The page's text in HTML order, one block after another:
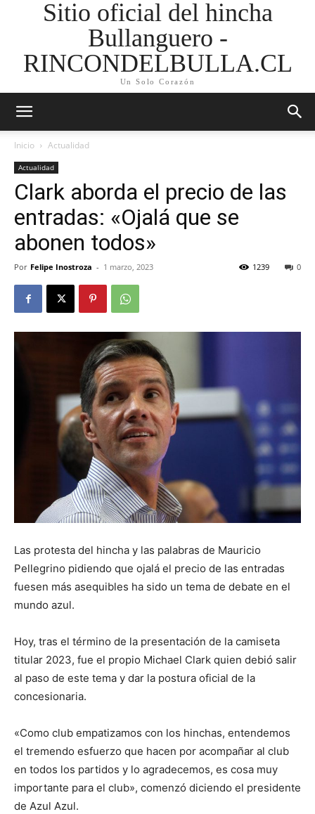
Sitio oficial del hincha
Bullanguero -
RINCONDELBULLA.CL
Un Solo Corazón
Inicio Actualidad
Actualidad
Clark aborda el precio de las
entradas: «Ojalá que se
abonen todos»
Por Felipe Inostroza - 1 marzo, 2023 0
1239
Las protesta del hincha y las palabras de Mauricio
Pellegrino pidiendo que ojalá el precio de las entradas
fuesen más asequibles ha sido un tema de debate en el
mundo azul.
Hoy, tras el término de la presentación de la camiseta
titular 2023, fue el propio Michael Clark quien debió salir
al paso de este tema y dar la postura oficial de la
concesionaria.
«Como club empatizamos con los hinchas, entendemos
el tremendo esfuerzo que hacen por acompañar al club
en todos los partidos y lo agradecemos, es cosa muy
importante para el club», comenzó diciendo el presidente
de Azul Azul.